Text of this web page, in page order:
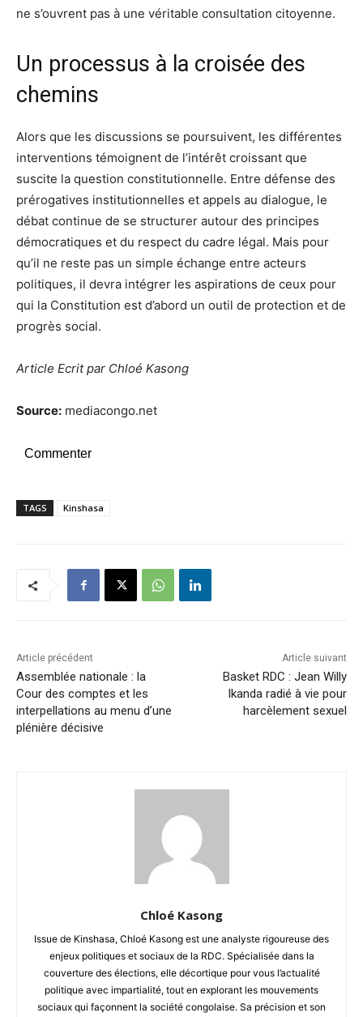
ne s’ouvrent pas à une véritable consultation citoyenne.
Un processus à la croisée des
chemins
Alors que les discussions se poursuivent, les différentes
interventions témoignent de l’intérêt croissant que
suscite la question constitutionnelle. Entre défense des
prérogatives institutionnelles et appels au dialogue, le
débat continue de se structurer autour des principes
démocratiques et du respect du cadre légal. Mais pour
qu’il ne reste pas un simple échange entre acteurs
politiques, il devra intégrer les aspirations de ceux pour
qui la Constitution est d’abord un outil de protection et de
progrès social.
Article Ecrit par Chloé Kasong
Source: mediacongo.net
Commenter
TAGS Kinshasa
Article précédent
Assemblée nationale : la
Cour des comptes et les
interpellations au menu d’une
plénière décisive
Article suivant
Basket RDC : Jean Willy
Ikanda radié à vie pour
harcèlement sexuel
Chloé Kasong
Issue de Kinshasa, Chloé Kasong est une analyste rigoureuse des
enjeux politiques et sociaux de la RDC. Spécialisée dans la
couverture des élections, elle décortique pour vous l’actualité
politique avec impartialité, tout en explorant les mouvements
sociaux qui façonnent la société congolaise. Sa précision et son